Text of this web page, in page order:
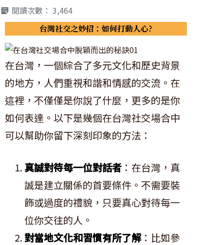
閱讀次數： 3,464
台灣社交之妙招：如何打動人心?
在台灣，一個綜合了多元文化和歷史背景
的地方，人們重視和諧和情感的交流。在
這裡，不僅僅是你說了什麼，更多的是你
如何表達。以下是幾個在台灣社交場合中
可以幫助你留下深刻印象的方法：
真誠對待每一位對話者 ：在台灣，真
誠是建立關係的首要條件。不需要裝
飾或過度的禮貌，只要真心對待每一
位你交往的人。
對當地文化和習慣有所了解：比如參